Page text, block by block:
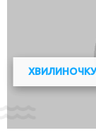
areas. If you
stay, you could
check-out,
Please note
service, you
choose to pay
yourself.
arrival using